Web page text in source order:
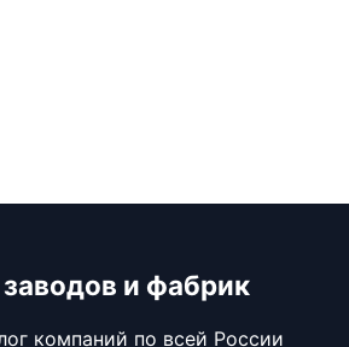
и фабрик
компаний по всей России